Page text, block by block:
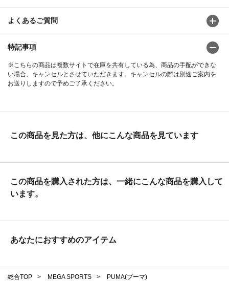
よくあるご質問
特記事項
※こちらの商品は複数サイトで在庫を共有している為、商品の手配ができな
い場合、キャンセルとさせていただきます。キャンセルの際は別途ご案内を
お送りしますので予めご了承ください。
この商品を見た方は、他にこんな商品を見ています
この商品を購入された方は、一緒にこんな商品を購入して
います。
あなたにおすすめのアイテム
総合TOP > MEGA SPORTS >
PUMA(プーマ)